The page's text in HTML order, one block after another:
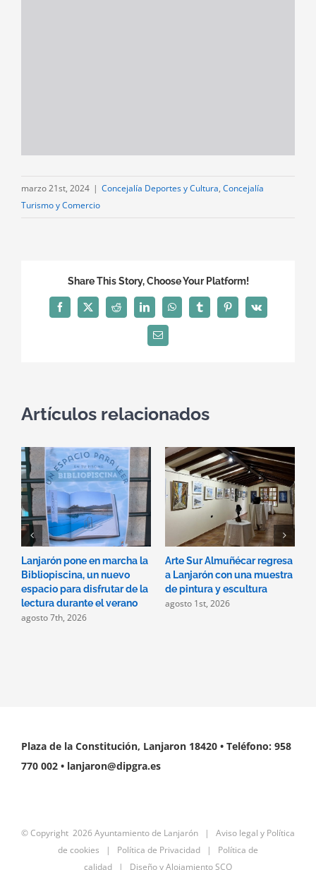
marzo 21st, 2024 | Concejalía Deportes y Cultura, Concejalía
Turismo y Comercio
Share This Story, Choose Your Platform!
Facebook
X Reddit LinkedInWhatsAppTumblrPinterest
Vk
Correo
electrónico
Artículos relacionados
Lanjarón pone en marcha la
Bibliopiscina, un nuevo
espacio para disfrutar de la
lectura durante el verano
agosto 7th, 2026
Arte Sur Almuñécar regresa
a Lanjarón con una muestra
de pintura y escultura
agosto 1st, 2026
Plaza de la Constitución, Lanjaron 18420 • Teléfono: 958
770 002 • lanjaron@dipgra.es
© Copyright 2026 Ayuntamiento de Lanjarón | Aviso legal y Política
de cookies | Política de Privacidad | Política de
calidad | Diseño y Alojamiento SCO